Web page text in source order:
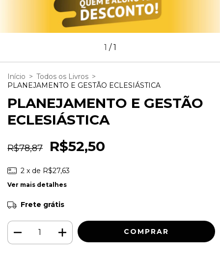
1 /1
Início > Todos os Livros >
PLANEJAMENTO E GESTÃO ECLESIÁSTICA
PLANEJAMENTO E GESTÃO
ECLESIÁSTICA
R$78,87 R$52,50
2 x de R$27,63
Ver mais detalhes
Frete grátis